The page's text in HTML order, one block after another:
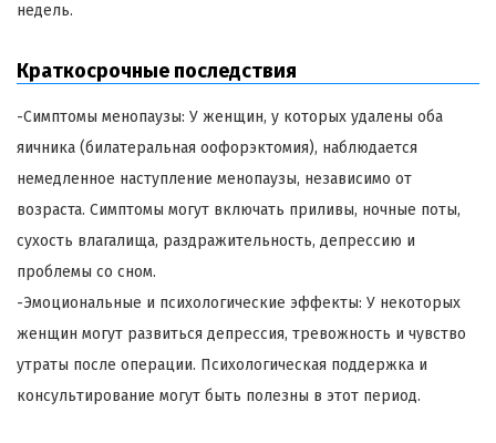
недель.
Краткосрочные последствия
-Симптомы менопаузы: У женщин, у которых удалены оба
яичника (билатеральная оофорэктомия), наблюдается
немедленное наступление менопаузы, независимо от
возраста. Симптомы могут включать приливы, ночные поты,
сухость влагалища, раздражительность, депрессию и
проблемы со сном.
-Эмоциональные и психологические эффекты: У некоторых
женщин могут развиться депрессия, тревожность и чувство
утраты после операции. Психологическая поддержка и
консультирование могут быть полезны в этот период.